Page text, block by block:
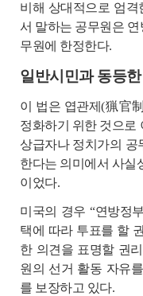
비해 상대적으로 엄격
서 말하는 공무원은
무원에 한정한다.
일반시민과 동등
이 법은 엽관제(猟官
정화하기 위한 것으로
상급자나 정치가의 공
한다는 의미에서 사실
이었다.
미국의 경우 “연방정
택에 따라 투표를 할
한 의견을 표명할 권
원의 선거 활동 자유
를 보장하고 있다.